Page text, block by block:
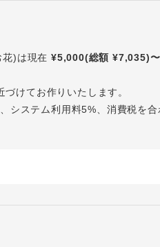
花)は現在 ¥5,000(総額 ¥7,035)〜
けてお作りいたします。
システム利用料5%、消費税を合